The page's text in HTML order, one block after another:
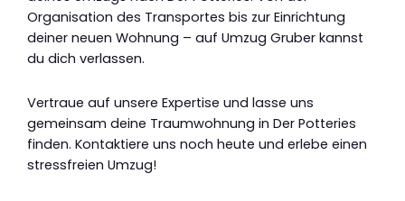
Organisation des Transportes bis zur Einrichtung
deiner neuen Wohnung – auf Umzug Gruber kannst
du dich verlassen.
Vertraue auf unsere Expertise und lasse uns
gemeinsam deine Traumwohnung in Der Potteries
finden. Kontaktiere uns noch heute und erlebe einen
stressfreien Umzug!